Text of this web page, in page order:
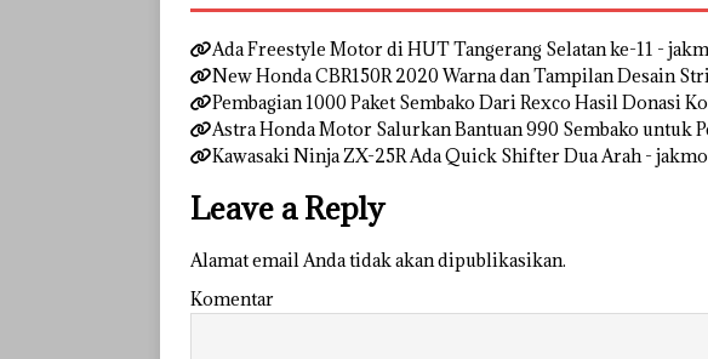
Ada Freestyle Motor di HUT Tangerang Selatan ke-11 -
New Honda CBR150R 2020 Warna dan Tampilan Desain
Pembagian 1000 Paket Sembako Dari Rexco Hasil Donasi
Astra Honda Motor Salurkan Bantuan 990 Sembako untuk
Kawasaki Ninja ZX-25R Ada Quick Shifter Dua Arah -
Leave a Reply
Alamat email Anda tidak akan dipublikasikan.
Komentar